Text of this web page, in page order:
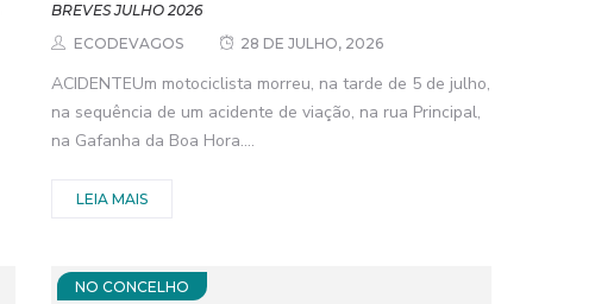
BREVES JULHO 2026
ECODEVAGOS
28 DE JULHO, 2026
ACIDENTEUm motociclista morreu, na tarde de 5 de julho,
na sequência de um acidente de viação, na rua Principal,
na Gafanha da Boa Hora....
LEIA MAIS
NO CONCELHO